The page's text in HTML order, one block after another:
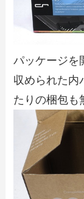
パッケージを
収められた内
たりの梱包も